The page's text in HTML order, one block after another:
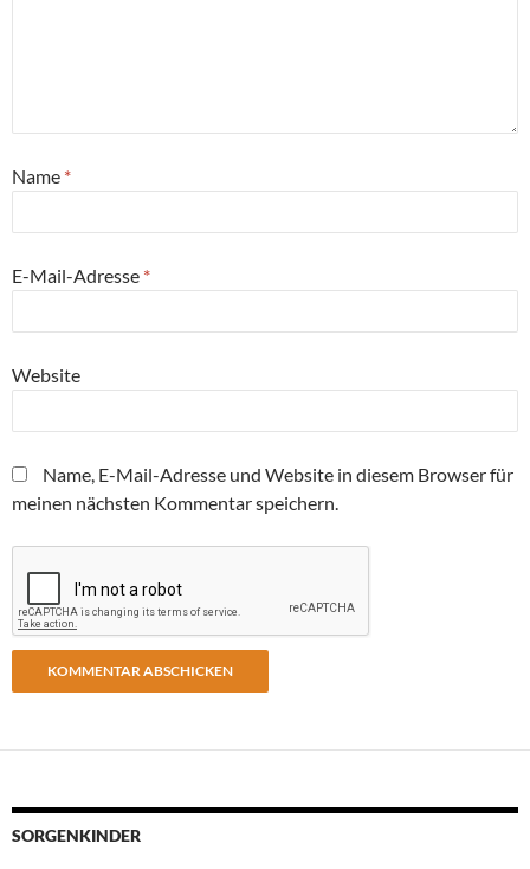
Name *
E-Mail-Adresse *
Website
Name, E-Mail-Adresse und Website in diesem Browser für
meinen nächsten Kommentar speichern.
SORGENKINDER